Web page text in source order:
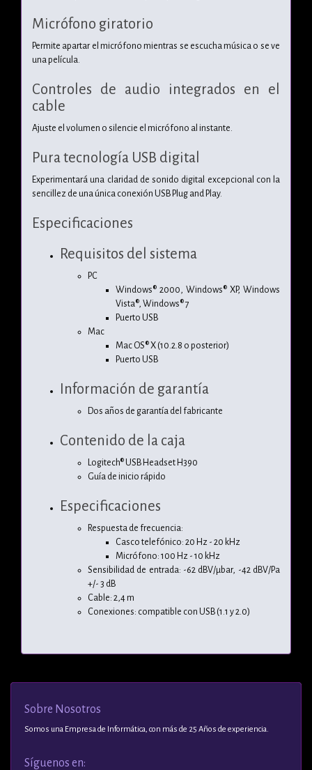
Micrófono giratorio
Permite apartar el micrófono mientras se escucha música o se ve
una película.
Controles de audio integrados en el
cable
Ajuste el volumen o silencie el micrófono al instante.
Pura tecnología USB digital
Experimentará una claridad de sonido digital excepcional con la
sencillez de una única conexión USB Plug and Play.
Especificaciones
Requisitos del sistema
PC
Windows® 2000, Windows® XP, Windows
Vista®, Windows® 7
Puerto USB
Mac
Mac OS® X (10.2.8 o posterior)
Puerto USB
Información de garantía
Dos años de garantía del fabricante
Contenido de la caja
Logitech® USB Headset H390
Guía de inicio rápido
Especificaciones
Respuesta de frecuencia:
Casco telefónico: 20 Hz - 20 kHz
Micrófono: 100 Hz - 10 kHz
Sensibilidad de entrada: -62 dBV/µbar, -42 dBV/Pa
+/- 3 dB
Cable: 2,4 m
Conexiones: compatible con USB (1.1 y 2.0)
Sobre Nosotros
Somos una Empresa de Informática, con más de 25 Años de experiencia.
Síguenos en: